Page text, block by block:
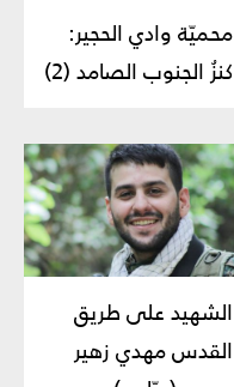
محميّة وادي الحجير:
كنزُ الجنوب الصامد (2)
الشهيد على طريق
القدس مهدي زهير